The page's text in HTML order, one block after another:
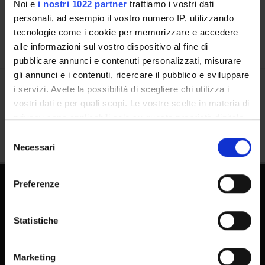
Noi e i nostri 1022 partner trattiamo i vostri dati
personali, ad esempio il vostro numero IP, utilizzando
tecnologie come i cookie per memorizzare e accedere
alle informazioni sul vostro dispositivo al fine di
pubblicare annunci e contenuti personalizzati, misurare
gli annunci e i contenuti, ricercare il pubblico e sviluppare
i servizi. Avete la possibilità di scegliere chi utilizza i
vostri dati e per quali scopi. Le vostre scelte in materia di
privacy sono applicabili solo su questa proprietà digitale
modificare o revocare il proprio consenso in qualsiasi
momento dalla Dichiarazione sui cookie o facendo clic
raccogliere informazioni sulla tua posizione
geografica, con un'approssimazione di qualche
Identificare il tuo dispositivo, scansionandolo
del
consenso
Necessari
Preferenze
Statistiche
Marketing
Share
FAQ - Frequently Asked Questions DSE